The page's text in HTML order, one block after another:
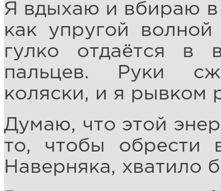
Я вдыхаю и вбираю в
как упругой
гулко отдаётся в
пальцев. Руки
коляски, и я рывком
Думаю, что этой
то, чтобы обрести
Наверняка, хватило